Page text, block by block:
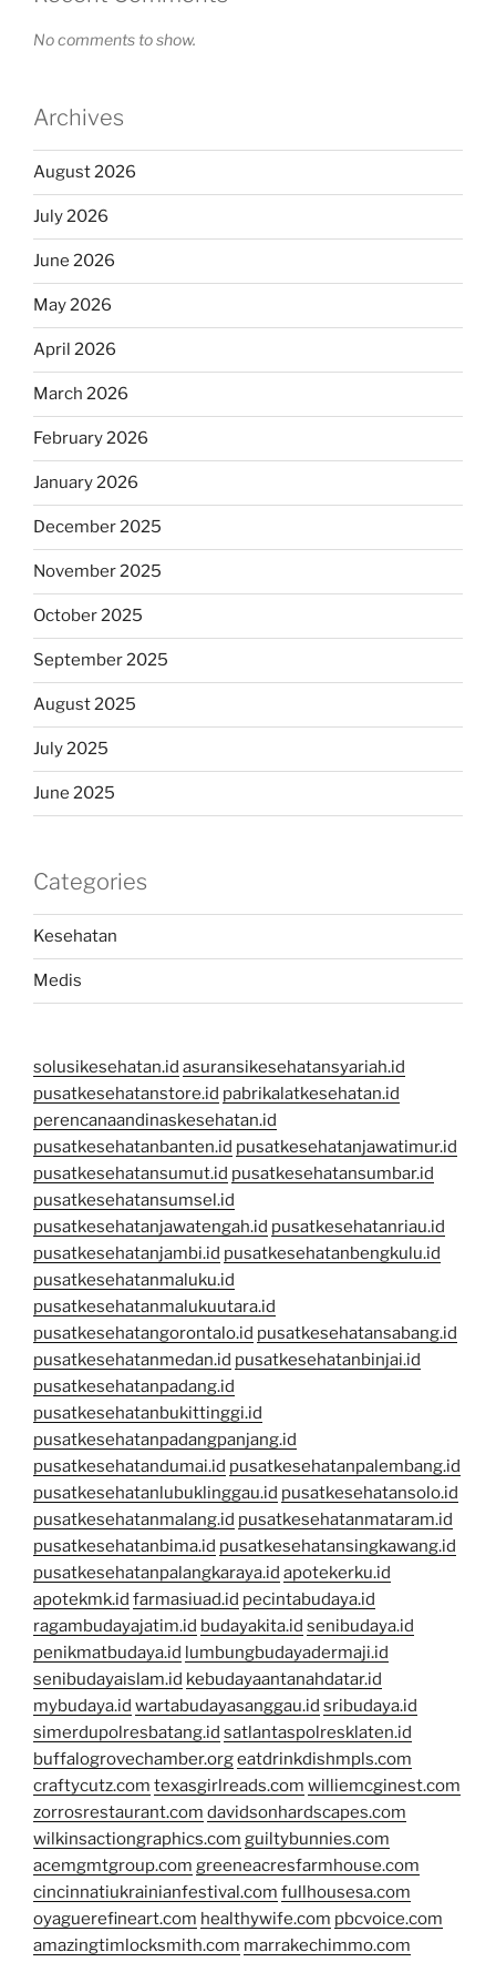
No comments to show.
Archives
August 2026
July 2026
June 2026
May 2026
April 2026
March 2026
February 2026
January 2026
December 2025
November 2025
October 2025
September 2025
August 2025
July 2025
June 2025
Categories
Kesehatan
Medis
solusikesehatan.id asuransikesehatansyariah.id
pusatkesehatanstore.id pabrikalatkesehatan.id
perencanaandinaskesehatan.id
pusatkesehatanbanten.id pusatkesehatanjawatimur.id
pusatkesehatansumut.id pusatkesehatansumbar.id
pusatkesehatansumsel.id
pusatkesehatanjawatengah.id pusatkesehatanriau.id
pusatkesehatanjambi.id pusatkesehatanbengkulu.id
pusatkesehatanmaluku.id
pusatkesehatanmalukuutara.id
pusatkesehatangorontalo.id pusatkesehatansabang.id
pusatkesehatanmedan.id pusatkesehatanbinjai.id
pusatkesehatanpadang.id
pusatkesehatanbukittinggi.id
pusatkesehatanpadangpanjang.id
pusatkesehatandumai.id pusatkesehatanpalembang.id
pusatkesehatanlubuklinggau.id pusatkesehatansolo.id
pusatkesehatanmalang.id pusatkesehatanmataram.id
pusatkesehatanbima.id pusatkesehatansingkawang.id
pusatkesehatanpalangkaraya.id apotekerku.id
apotekmk.id farmasiuad.id pecintabudaya.id
ragambudayajatim.id budayakita.id senibudaya.id
penikmatbudaya.id lumbungbudayadermaji.id
senibudayaislam.id kebudayaantanahdatar.id
mybudaya.id wartabudayasanggau.id sribudaya.id
simerdupolresbatang.id satlantaspolresklaten.id
buffalogrovechamber.orgeatdrinkdishmpls.com
craftycutz.com texasgirlreads.com williemcginest.com
zorrosrestaurant.com davidsonhardscapes.com
wilkinsactiongraphics.com guiltybunnies.com
acemgmtgroup.com greeneacresfarmhouse.com
cincinnatiukrainianfestival.com fullhousesa.com
oyaguerefineart.com healthywife.com pbcvoice.com
amazingtimlocksmith.com marrakechimmo.com